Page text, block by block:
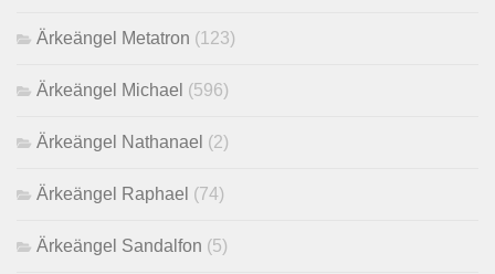
Ärkeängel Metatron (123)
Ärkeängel Michael (596)
Ärkeängel Nathanael (2)
Ärkeängel Raphael (74)
Ärkeängel Sandalfon (5)